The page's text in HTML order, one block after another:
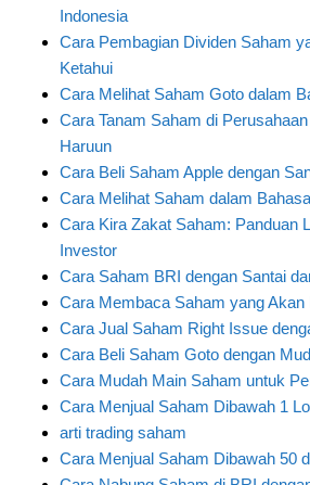
Indonesia
Cara Pembagian Dividen Saham
Ketahui
Cara Melihat Saham Goto dalam
Cara Tanam Saham di
Haruun
Cara Beli Saham Apple dengan
Cara Melihat Saham dalam
Cara Kira Zakat Saham: Panduan
Investor
Cara Saham BRI dengan Santai
Cara Membaca Saham yang Akan
Cara Jual Saham Right Issue
Cara Beli Saham Goto dengan
Cara Mudah Main Saham untuk
Cara Menjual Saham Dibawah 1
arti trading saham
Cara Menjual Saham Dibawah 50